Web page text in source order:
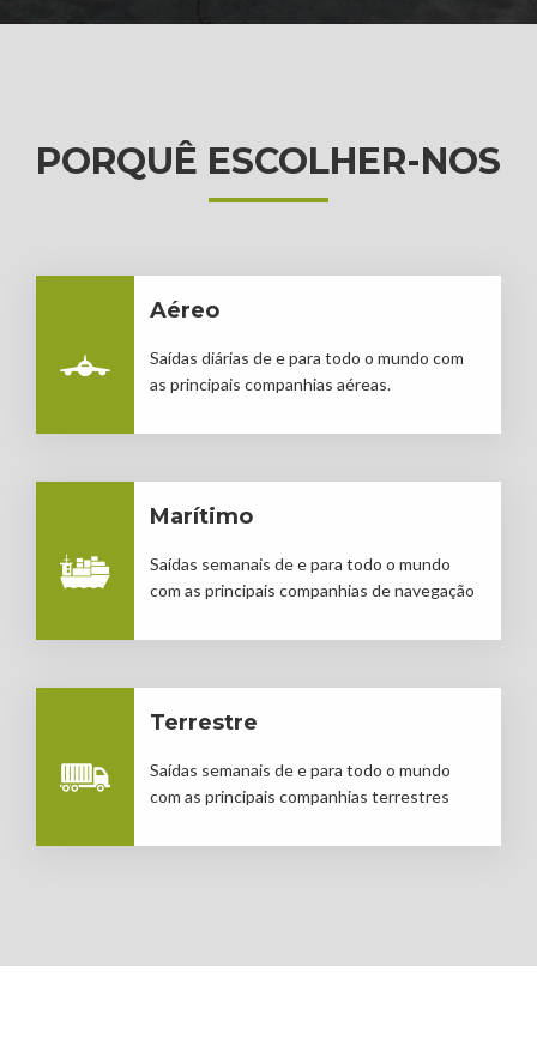
PORQUÊ ESCOLHER-NOS
Aéreo
Saídas diárias de e para todo o mundo com
as principais companhias aéreas.
Marítimo
Saídas semanais de e para todo o mundo
com as principais companhias de navegação
Terrestre
Saídas semanais de e para todo o mundo
com as principais companhias terrestres